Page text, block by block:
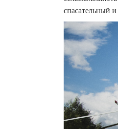
спасательный